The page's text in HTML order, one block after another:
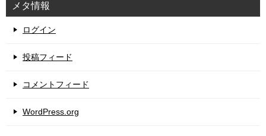
メタ情報
ログイン
投稿フィード
コメントフィード
WordPress.org